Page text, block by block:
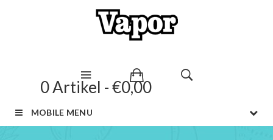
0 Artikel - €0,00
MOBILE MENU